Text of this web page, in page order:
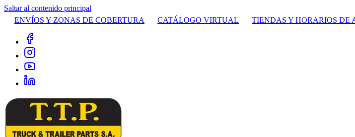
Saltar al contenido principal
ENVÍOS Y ZONAS DE COBERTURA
CATÁLOGO VIRTUAL TIENDAS Y HORARIOS DE